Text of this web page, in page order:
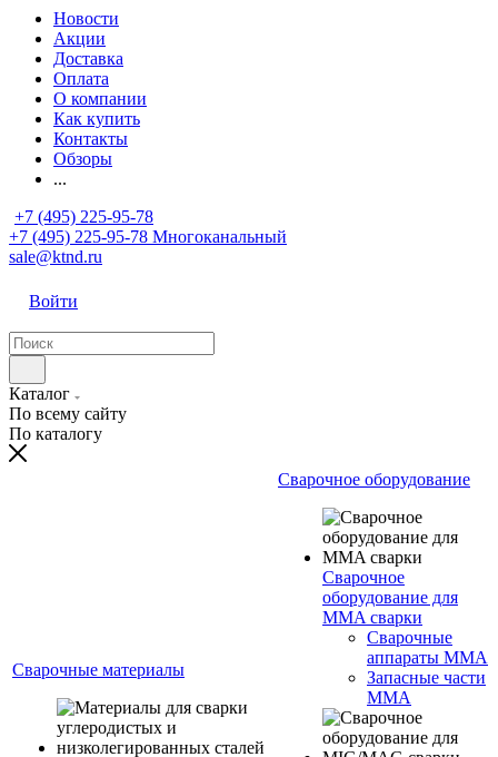
Новости
Акции
Доставка
Оплата
О компании
Как купить
Контакты
Обзоры
...
+7 (495) 225-95-78
+7 (495) 225-95-78 Многоканальный
sale@ktnd.ru
Войти
Каталог
По всему сайту
По каталогу
Сварочные материалы
Сварочное оборудование
Сварочное
оборудование для
MMA сварки
Сварочные
аппараты MMA
Запасные части
MMA